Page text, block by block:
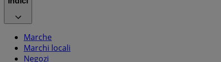
Marche
Marchi locali
Negozi